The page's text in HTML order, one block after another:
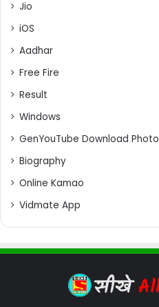
Jio
iOS
Aadhar
Free Fire
Result
Windows
GenYouTube Download Photo
Biography
Online Kamao
Vidmate App